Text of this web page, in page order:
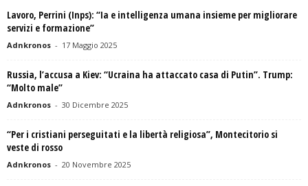
Lavoro, Perrini (Inps): “Ia e intelligenza umana insieme per migliorare
servizi e formazione”
Adnkronos - 17 Maggio 2025
Russia, l’accusa a Kiev: “Ucraina ha attaccato casa di Putin”. Trump:
“Molto male”
Adnkronos - 30 Dicembre 2025
“Per i cristiani perseguitati e la libertà religiosa”, Montecitorio si
veste di rosso
Adnkronos - 20 Novembre 2025